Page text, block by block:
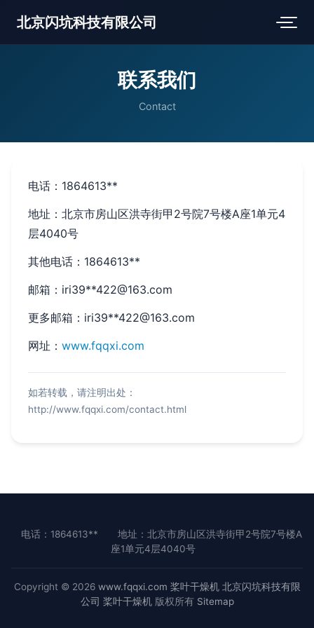
北京闪坑科技有限公司
联系我们
Contact
电话：1864613**
地址：北京市房山区洪寺街甲2号院7号楼A座1单元4
层4040号
其他电话：1864613**
邮箱：iri39**422@163.com
更多邮箱：iri39**422@163.com
网址： www.fqqxi.com
如若转载，请注明出处：
http://www.fqqxi.com/contact.html
电话：1864613**
地址：北京市房山区洪寺街甲2号院7号楼A
座1单元4层4040号
Copyright © 2026 www.fqqxi.com 桨叶干燥机 北京闪坑科技有限
公司 桨叶干燥机版权所有 Sitemap